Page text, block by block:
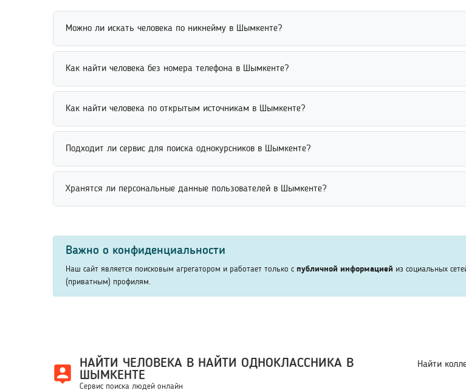
Можно ли искать человека по никнейму в Шымкенте?
Поиск человека по никнейму возможен через социальные сети, форумы, игровые платформы и
Как найти человека без номера телефона в Шымкенте?
Найти человека без номера телефона можно по имени, фамилии, месту учебы, работы или
Как найти человека по открытым источникам в Шымкенте?
Поиск человека по открытым источникам выполняется через социальные сети, публичные
Подходит ли сервис для поиска однокурсников в Шымкенте?
Сервис подходит для поиска однокурсников по имени, учебному заведению, факультету или году
Хранятся ли персональные данные пользователей в Шымкенте?
поисковых платформ используют минимальный объем информации для обработки запросов.
хранения и обработки данных.
Важно о конфиденциальности
Наш сайт является поисковым агрегатором и работает только с публичной информацией из социальных
(приватным) профилям.
НАЙТИ ЧЕЛОВЕКА В НАЙТИ ОДНОКЛАССНИКА В
ШЫМКЕНТЕ
Сервис поиска людей онлайн
Найти